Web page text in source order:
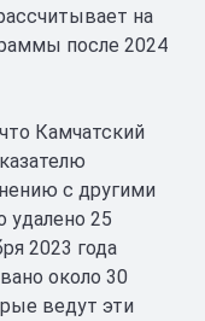
на
после 2024
Камчатский
с другими
удалено 25
2023 года
около 30
ведут эти